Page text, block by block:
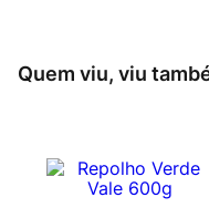
Quem viu, viu